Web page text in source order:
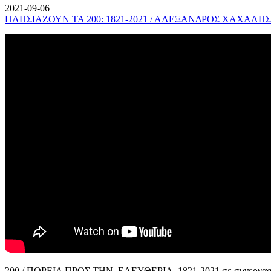
2021-09-06
ΠΛΗΣΙΑΖΟΥΝ ΤΑ 200: 1821-2021 / ΑΛΕΞΑΝΔΡΟΣ ΧΑΧΑΛΗΣ